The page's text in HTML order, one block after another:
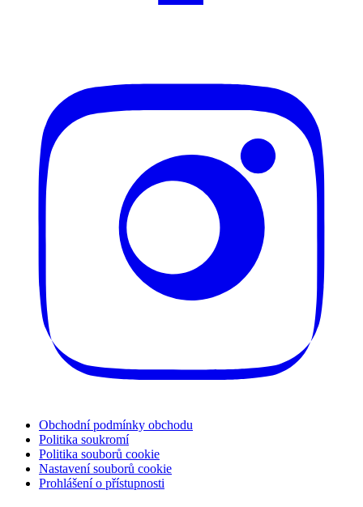
Obchodní podmínky obchodu
Politika soukromí
Politika souborů cookie
Nastavení souborů cookie
Prohlášení o přístupnosti